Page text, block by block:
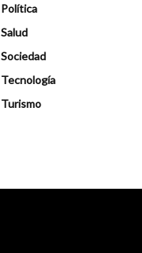
Política
Salud
Sociedad
Tecnología
Turismo